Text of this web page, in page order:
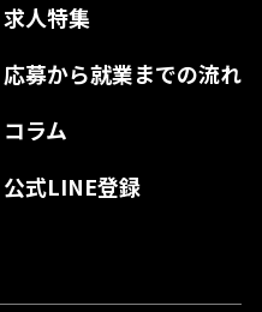
求人特集
応募から就業までの流れ
コラム
公式LINE登録